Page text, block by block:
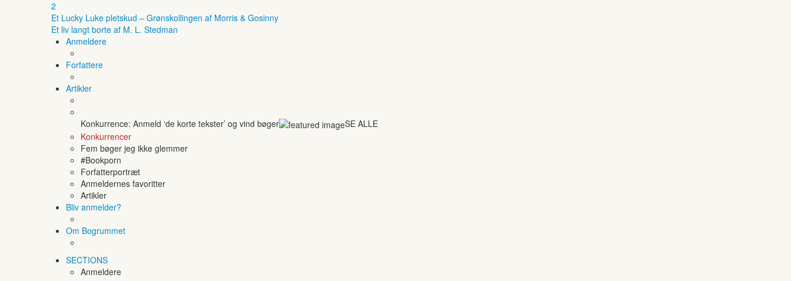
2
Et Lucky Luke pletskud – Grønskollingen af Morris & Gosinny
Et liv langt borte af M. L. Stedman
Anmeldere
Forfattere
Artikler
Konkurrence: Anmeld ‘de korte tekster’ og vind bøger
SE ALLE
Konkurrencer
Fem bøger jeg ikke glemmer
#Bookporn
Forfatterportræt
Anmeldernes favoritter
Artikler
Bliv anmelder?
Om Bogrummet
SECTIONS
Anmeldere